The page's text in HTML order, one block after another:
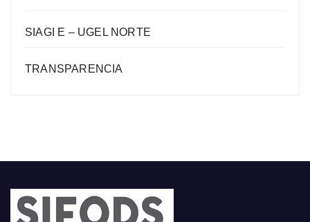
SIAGI E – UGEL NORTE
TRANSPARENCIA